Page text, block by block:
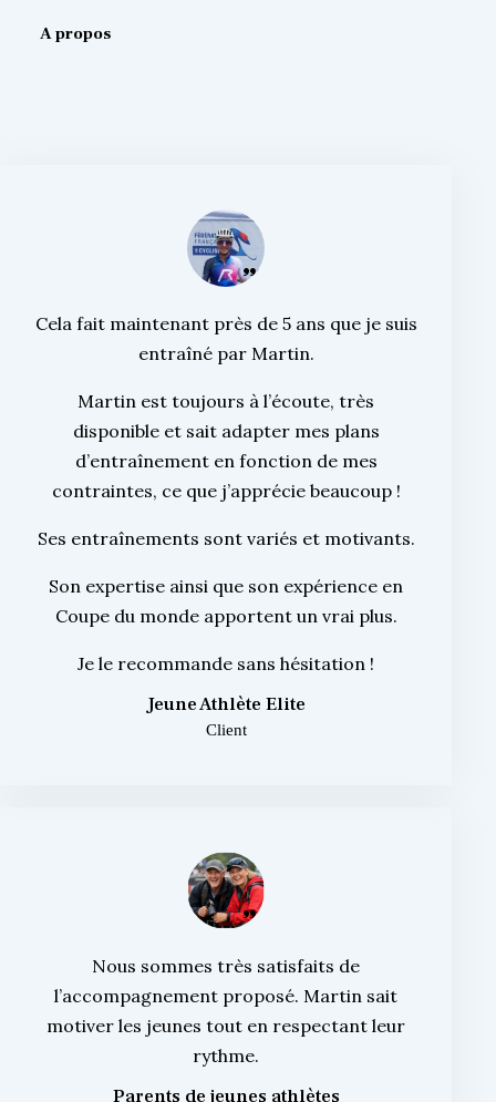
A propos
Cela fait maintenant près de 5 ans que je suis
entraîné par Martin.
Martin est toujours à l’écoute, très
disponible et sait adapter mes plans
d’entraînement en fonction de mes
contraintes, ce que j’apprécie beaucoup !
Ses entraînements sont variés et motivants.
Son expertise ainsi que son expérience en
Coupe du monde apportent un vrai plus.
Je le recommande sans hésitation !
Jeune Athlète Elite
Client
Nous sommes très satisfaits de
l’accompagnement proposé. Martin sait
motiver les jeunes tout en respectant leur
rythme.
Parents de jeunes athlètes